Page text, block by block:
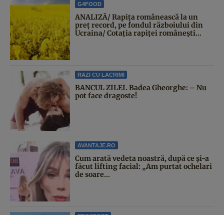
G4FOOD
ANALIZĂ/ Rapița românească la un
preț record, pe fondul războiului din
Ucraina/ Cotația rapiței românești...
RAZI CU LACRIMI
BANCUL ZILEI. Badea Gheorghe: – Nu
pot face dragoste!
AVANTAJE.RO
Cum arată vedeta noastră, după ce și-a
făcut lifting facial: „Am purtat ochelari
de soare...